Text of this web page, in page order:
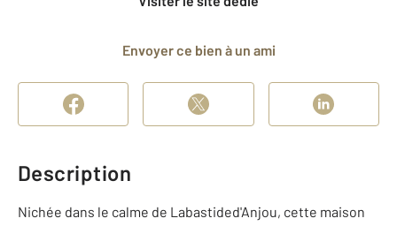
Envoyer ce bien à un ami
Description
Nichée dans le calme de Labastided'Anjou, cette maison